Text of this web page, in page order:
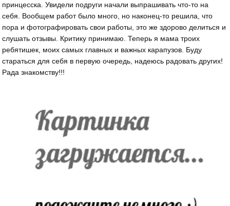
принцесска. Увидели подруги начали выпрашивать что-то на
себя. Вообщем работ было много, но наконец-то решила, что
пора и фотографировать свои работы, это же здорово делиться и
слушать отзывы. Критику принимаю. Теперь я мама троих
ребятишек, моих самых главных и важных карапузов. Буду
стараться для себя в первую очередь, надеюсь радовать других!
Рада знакомству!!!